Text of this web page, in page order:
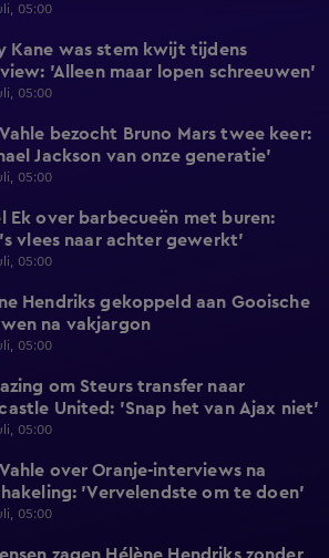
05:00
Kane was stem kwijt tijdens
'Alleen maar lopen schreeuwen'
05:00
bezocht Bruno Mars twee keer:
Jackson van onze generatie'
05:00
Ek over barbecueën met buren:
vlees naar achter gewerkt'
05:00
Hendriks gekoppeld aan Gooische
na vakjargon
05:00
om Steurs transfer naar
United: 'Snap het van Ajax niet'
05:00
over Oranje-interviews na
'Vervelendste om te doen'
05:00